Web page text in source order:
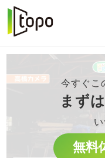
今すぐこ
まず
無料